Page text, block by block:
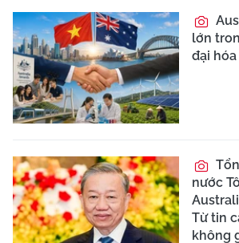
lớn
đại
nước
Từ tin
không